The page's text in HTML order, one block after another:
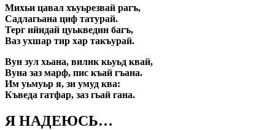
Михьи цавал хъуьрезвай рагъ,
Садлагьана циф татурай.
Терг ийидай цуькведин багъ,
Ваз ухшар тир хар такъурай.
Вун зул хьана, вилик кьуьд квай,
Вуна заз марф, пис къай гъана.
Им уьмуьр я, зи умуд ква:
Къведа гатфар, заз гьай гана.
Я НАДЕЮСЬ…